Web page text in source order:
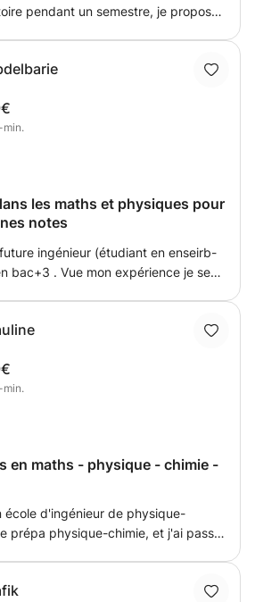
pendant un semestre, je propose
et physique-chimie.
les maths et physiques pour
notes
ingénieur (étudiant en enseirb-
bac+3 . Vue mon expérience je sens
mon expérience avec vous....donc
en maths - physique - chimie -
école d'ingénieur de physique-
prépa physique-chimie, et j'ai passé
certains sujets. Mon objectif